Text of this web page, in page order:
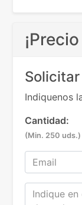
Indiquenos
Cantidad:
(Min. 250 uds.)